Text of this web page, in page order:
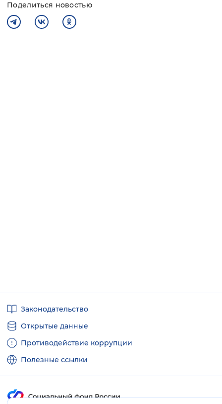
Поделиться новостью
ссылкиЗаконодательство
Открытые данные
Противодействие коррупции
Полезные ссылки